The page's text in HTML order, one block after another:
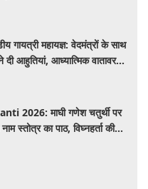
गायत्री महायज्ञ: वेदमंत्रों के साथ
आहुतियां, आध्यात्मिक वातावरण
2026: माघी गणेश चतुर्थी पर
स्तोत्र का पाठ, विघ्नहर्ता की